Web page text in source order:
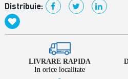
Distribuie:
LIVRARE RAPIDA
In orice localitate